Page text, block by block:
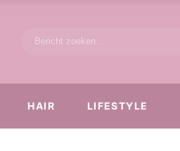
HAIR LIFESTYLE